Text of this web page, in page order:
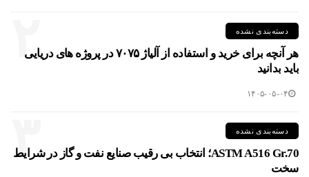
۲ دسته‌بندی نشده
هر آنچه برای خرید و استفاده از آلیاژ ۷۰۷۵ در پروژه های دریایی
باید بدانید
۱۴۰۵-۰۵-۰۴
۳ دسته‌بندی نشده
ASTM A516 Gr.70؛ انتخاب بی رقیب صنایع نفت و گاز در شرایط
سخت